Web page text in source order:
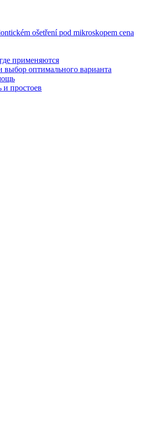
ošetření pod mikroskopem cena
применяются
оптимального варианта
и простоев